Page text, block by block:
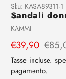
Aggiunta
di
prodotto
tuo
carrello
Sku: KASA89311-1
Sandali
Venditrice
KAMMI
Prezzo
di
vendita
€39,90
Prezzo
regolare
Tasse incluse.
pagamento.